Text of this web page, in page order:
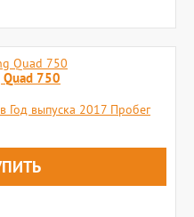
750
Год выпуска 2017 Пробег